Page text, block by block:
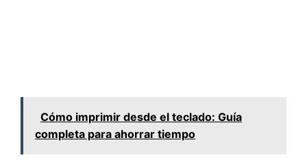
Cómo imprimir desde el teclado: Guía
completa para ahorrar tiempo